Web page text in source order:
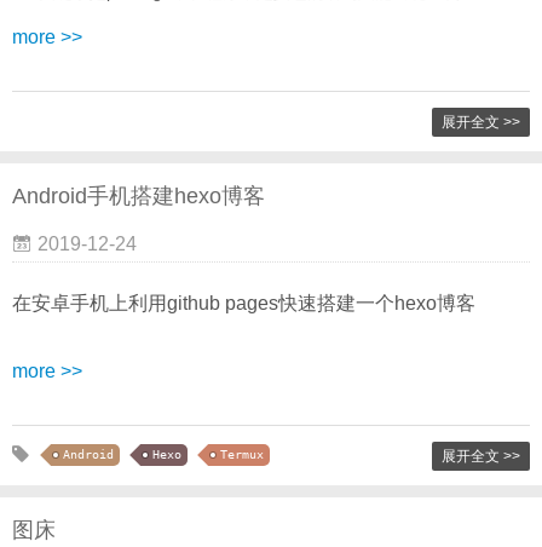
more >>
展开全文 >>
Android手机搭建hexo博客
2019-12-24
在安卓手机上利用github pages快速搭建一个hexo博客
more >>
Android Hexo Termux 展开全文 >>
图床